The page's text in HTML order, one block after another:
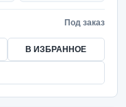
Под заказ
В ИЗБРАННОЕ